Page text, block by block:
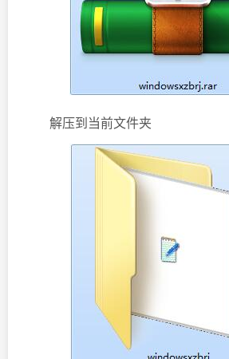
解压到当前文件夹